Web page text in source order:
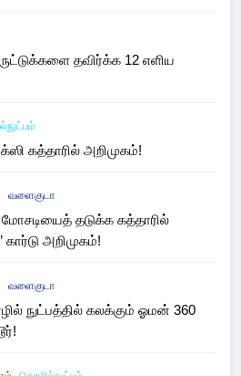
தவிர்க்க 12 எளிய
கத்தாரில் அறிமுகம்!
வளைகுடா
தடுக்க கத்தாரில்
அறிமுகம்!
வளைகுடா
நுட்பத்தில் கலக்கும் ஓமன் 360